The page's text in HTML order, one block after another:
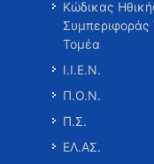
Κώδικας
Συμπεριφοράς
Τομέα
Ι.Ι.Ε.Ν.
Π.Ο.Ν.
Π.Σ.
ΕΛ.ΑΣ.